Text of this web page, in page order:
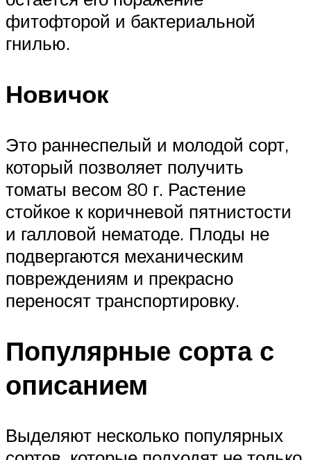
фитофторой и бактериальной
гнилью.
Новичок
Это раннеспелый и молодой сорт,
который позволяет получить
томаты весом 80 г. Растение
стойкое к коричневой пятнистости
и галловой нематоде. Плоды не
подвергаются механическим
повреждениям и прекрасно
переносят транспортировку.
Популярные сорта с
описанием
Выделяют несколько популярных